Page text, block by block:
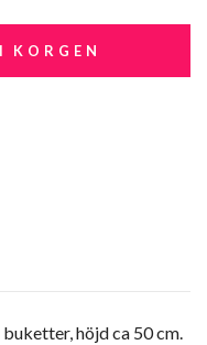
KORGEN
höjd ca 50 cm.